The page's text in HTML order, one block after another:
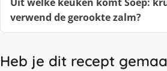
verwend de gerookte zalm?
Heb je dit recept